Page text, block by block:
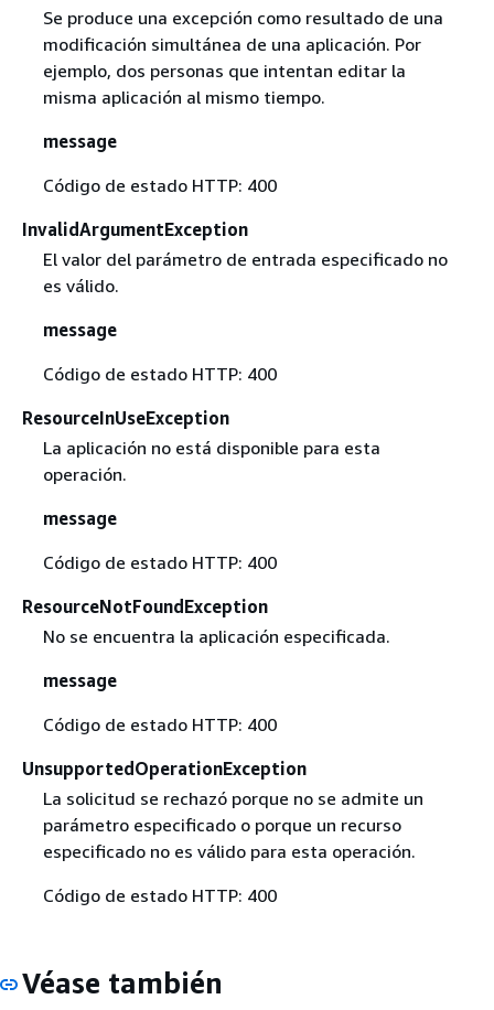
Se produce una excepción como resultado de una
modificación simultánea de una aplicación. Por
ejemplo, dos personas que intentan editar la
misma aplicación al mismo tiempo.
message
Código de estado HTTP: 400
InvalidArgumentException
El valor del parámetro de entrada especificado no
es válido.
message
Código de estado HTTP: 400
ResourceInUseException
La aplicación no está disponible para esta
operación.
message
Código de estado HTTP: 400
ResourceNotFoundException
No se encuentra la aplicación especificada.
message
Código de estado HTTP: 400
UnsupportedOperationException
La solicitud se rechazó porque no se admite un
parámetro especificado o porque un recurso
especificado no es válido para esta operación.
Código de estado HTTP: 400
Véase también